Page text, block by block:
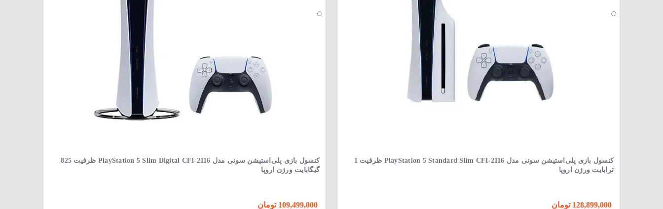
کنسول بازی پلی‌استیشن سونی مدل PlayStation 5 Standard Slim CFI-2116 ظرفیت 1
ترابایت ورژن اروپا
کنسول بازی پلی‌استیشن سونی مدل PlayStation 5 Slim Digital CFI-2116 ظرفیت 825
گیگابایت ورژن اروپا